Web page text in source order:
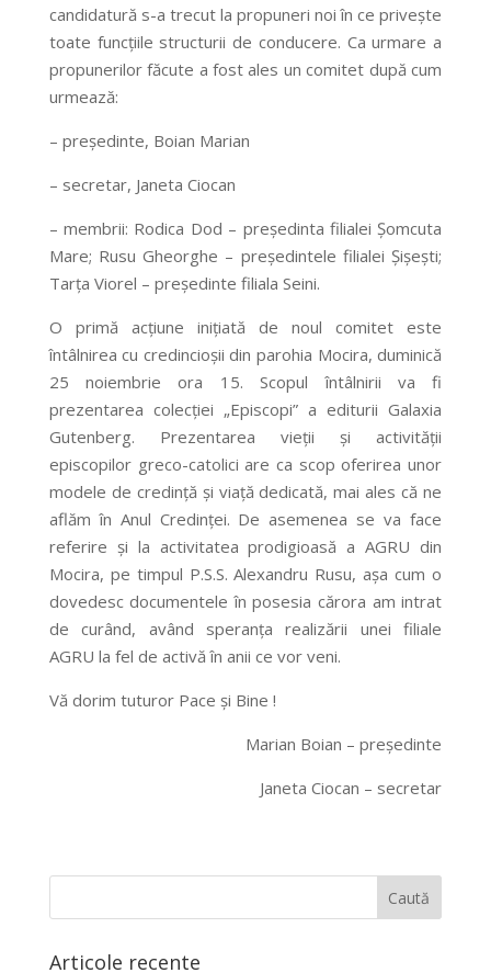
candidatură s-a trecut la propuneri noi în ce priveşte
toate funcţiile structurii de conducere. Ca urmare a
propunerilor făcute a fost ales un comitet după cum
urmează:
– preşedinte, Boian Marian
– secretar, Janeta Ciocan
– membrii: Rodica Dod – preşedinta filialei Şomcuta
Mare; Rusu Gheorghe – preşedintele filialei Şişeşti;
Tarţa Viorel – preşedinte filiala Seini.
O primă acţiune iniţiată de noul comitet este
întâlnirea cu credincioşii din parohia Mocira, duminică
25 noiembrie ora 15. Scopul întâlnirii va fi
prezentarea colecţiei „Episcopi” a editurii Galaxia
Gutenberg. Prezentarea vieţii şi activităţii
episcopilor greco-catolici are ca scop oferirea unor
modele de credinţă şi viaţă dedicată, mai ales că ne
aflăm în Anul Credinţei. De asemenea se va face
referire şi la activitatea prodigioasă a AGRU din
Mocira, pe timpul P.S.S. Alexandru Rusu, aşa cum o
dovedesc documentele în posesia cărora am intrat
de curând, având speranţa realizării unei filiale
AGRU la fel de activă în anii ce vor veni.
Vă dorim tuturor Pace şi Bine !
Marian Boian – preşedinte
Janeta Ciocan – secretar
Articole recente